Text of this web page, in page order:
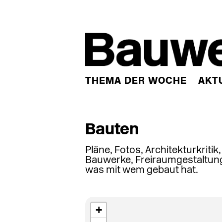
THEMA DER WOCHE
Bauten
Pläne, Fotos,
Bauwerke,
was mit wem gebaut hat.
+